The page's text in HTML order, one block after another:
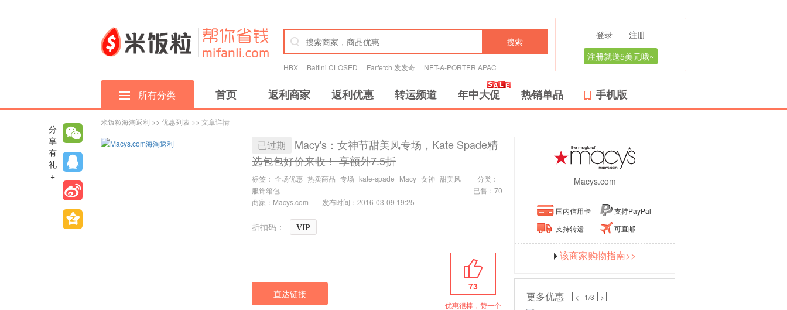
搜索
HBX Baltini CLOSED Farfetch 发发奇 NET-A-PORTER APAC
登录
注册
注册就送5美元哦~
所有分类 首页 返利商家 返利优惠 转运频道 年中大促 热销单品 手机版
米饭粒海淘返利 >> 优惠列表 >> 文章详情
已过期
Macy's：女神节甜美风专场，Kate Spade精
选包包好价来收！ 享额外7.5折
标签： 全场优惠 热卖商品 专场 kate-spade Macy 女神 甜美风
分类：
服饰箱包
已售：70
商家：Macys.com
发布时间：2016-03-09 19:25
折扣码： VIP
直达链接
73
优惠很棒，赞一个
Macys.com
国内信用卡
支持PayPal
支持转运
可直邮
该商家购物指南>>
更多优惠 < 1/3
>
分
享
有
礼
+